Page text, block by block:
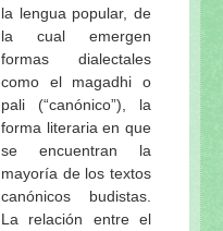
la lengua popular, de
la cual emergen
formas dialectales
como el magadhi o
pali (“canónico”), la
forma literaria en que
se encuentran la
mayoría de los textos
canónicos budistas.
La relación entre el